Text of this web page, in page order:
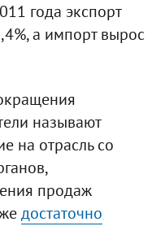
года экспорт
а импорт вырос
называют
на отрасль со
продаж
достаточно